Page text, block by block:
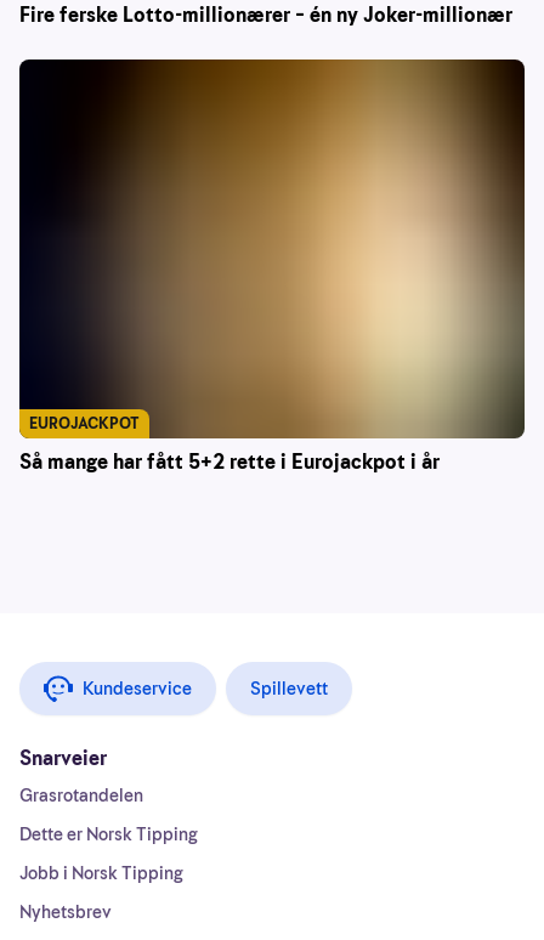
Fire ferske Lotto-millionærer – én ny Joker-millionær
Så mange har fått 5+2 rette i Eurojackpot i år
EUROJACKPOT
Kundeservice Spillevett
Snarveier
Grasrotandelen
Dette er Norsk Tipping
Jobb i Norsk Tipping
Nyhetsbrev